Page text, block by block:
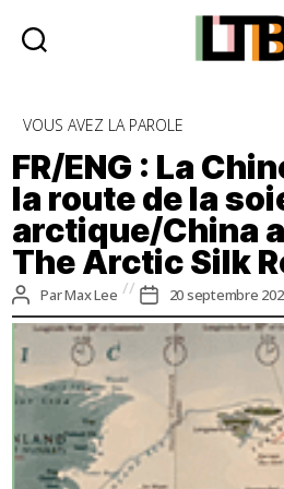
-
Catégories
VOUS AVEZ LA PAROLE
FR/ENG : La
la route de la
arctique/China
The Arctic Silk
Auteur
de
l’article
ParMax Lee
Date
de
l’article
20 septembre